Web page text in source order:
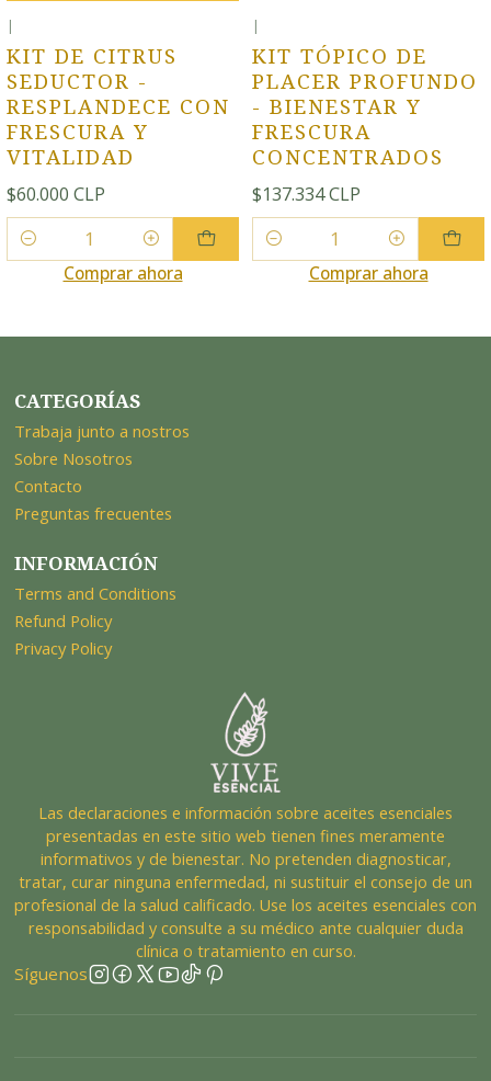
|
KIT DE CITRUS
SEDUCTOR -
RESPLANDECE CON
FRESCURA Y
VITALIDAD
$60.000 CLP
Cantidad
Comprar ahora
|
KIT TÓPICO DE
PLACER PROFUNDO
- BIENESTAR Y
FRESCURA
CONCENTRADOS
$137.334 CLP
Cantidad
Comprar ahora
CATEGORÍAS
Trabaja junto a nostros
Sobre Nosotros
Contacto
Preguntas frecuentes
INFORMACIÓN
Terms and Conditions
Refund Policy
Privacy Policy
Las declaraciones e información sobre aceites esenciales
presentadas en este sitio web tienen fines meramente
informativos y de bienestar. No pretenden diagnosticar,
tratar, curar ninguna enfermedad, ni sustituir el consejo de un
profesional de la salud calificado. Use los aceites esenciales con
responsabilidad y consulte a su médico ante cualquier duda
clínica o tratamiento en curso.
Síguenos